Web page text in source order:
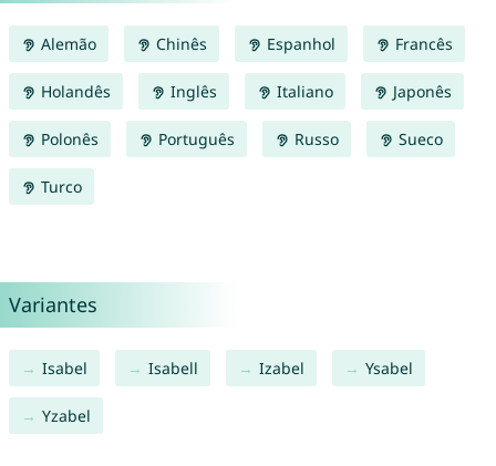
Alemão Chinês Espanhol Francês
Holandês Inglês Italiano Japonês
Polonês Português Russo Sueco
Turco
Variantes
Isabel Isabell Izabel Ysabel
Yzabel